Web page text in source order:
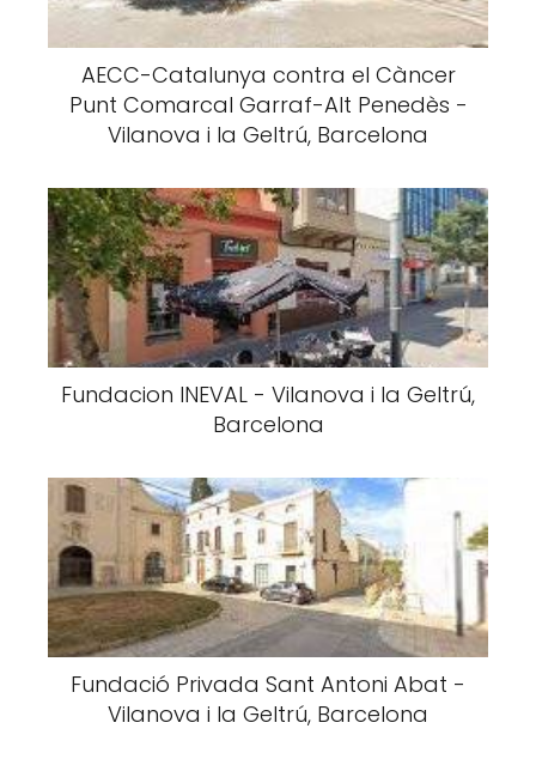
AECC-Catalunya contra el Càncer
Punt Comarcal Garraf-Alt Penedès -
Vilanova i la Geltrú, Barcelona
Fundacion INEVAL - Vilanova i la Geltrú,
Barcelona
Fundació Privada Sant Antoni Abat -
Vilanova i la Geltrú, Barcelona